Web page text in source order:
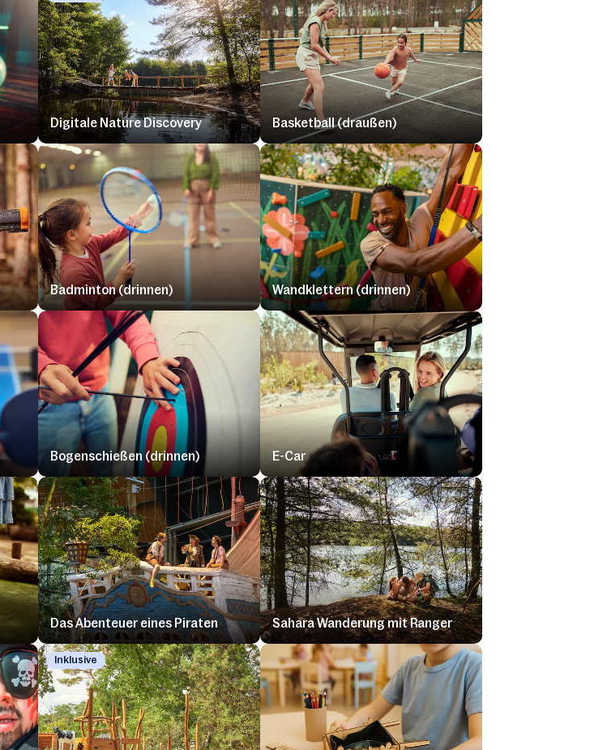
Digitale Nature Discovery Basketball (draußen)
Badminton (drinnen) Wandklettern (drinnen)
Bogenschießen (drinnen) E-Car
Das Abenteuer eines Piraten Sahara Wanderung mit Ranger
Inklusive